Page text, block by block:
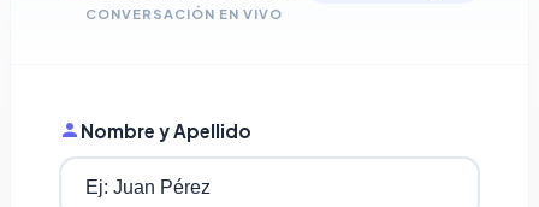
CONVERSACIÓN EN VIVO
Nombre y Apellido